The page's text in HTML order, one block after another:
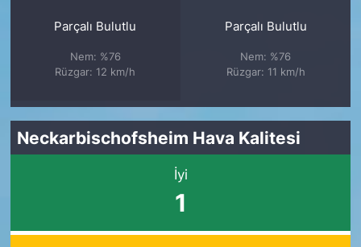
Parçalı Bulutlu
Nem: %76
Rüzgar: 12 km/h
Parçalı Bulutlu
Nem: %76
Rüzgar: 11 km/h
Neckarbischofsheim Hava Kalitesi
İyi
1